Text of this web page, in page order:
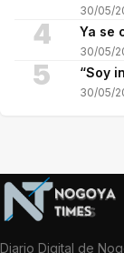
30/05/
4 Ya se
30/05/
5 “Soy
30/05/
Diario Digital de